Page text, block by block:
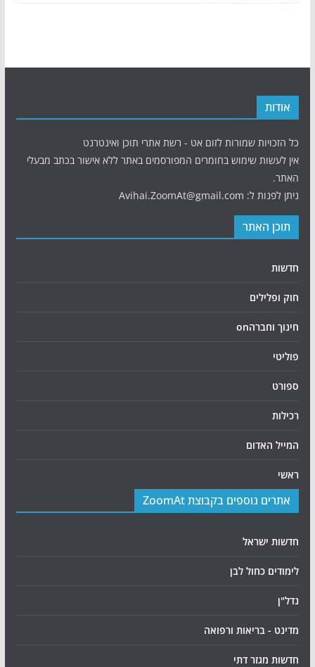
אודות
כל הזכויות שמורות לזום אט - רשת אתרי תוכן ואינטרנט
אין לעשות שימוש בחומרים המפורסמים באתר ללא אישור בכתב מבעלי
האתר.
ניתן לפנות ל: Avihai.ZoomAt@gmail.com
תוכן האתר
חדשות
חוק ופלילים
חינוך וחברהon
פוליטי
ספורט
רכילות
המייל האדום
ראשי
אתרים נוספים בקבוצת ZoomAt
חדשות ישראל
לימודים כחול לבן
נדל"ן
מדינט - בריאות ורפואה
חדשות מגזר דתי